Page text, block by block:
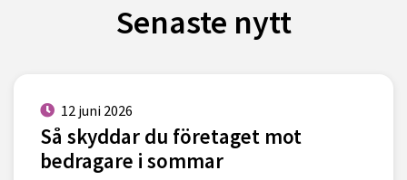
Senaste nytt
12 juni 2026
Så skyddar du företaget mot
bedragare i sommar